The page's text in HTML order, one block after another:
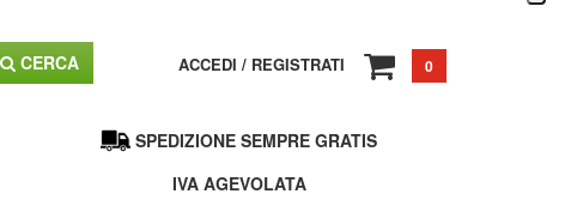
CERCA ACCEDI / REGISTRATI 0
SPEDIZIONE SEMPRE GRATIS
IVA AGEVOLATA